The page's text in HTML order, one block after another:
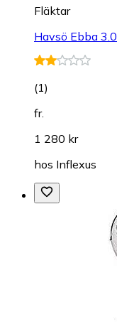
Fläktar
Havsö Ebba 3.0
(1)
fr.
1 280 kr
hos Inflexus